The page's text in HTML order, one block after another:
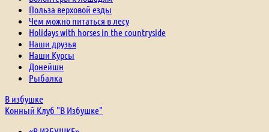
Польза верховой езды
Чем можно питаться в лесу
Holidays with horses in the countryside
Наши друзья
Наши Курсы
Донейшн
Рыбалка
В избушке
Конный Клуб "В Избушке"